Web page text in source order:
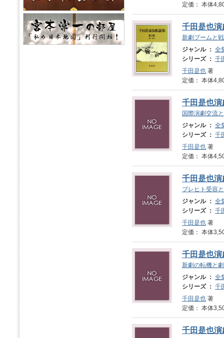
定価： 本体
千田是也
新劇ブームと
ジャンル ： 全
シリーズ ： 千
千田是也 著
定価： 本体
千田是也
国際演劇交流
ジャンル ： 全
シリーズ ： 千
千田是也 著
定価： 本体
千田是也
ブレヒト受容
ジャンル ： 全
シリーズ ： 千
千田是也 著
定価： 本体
千田是也
新劇の転機と
ジャンル ： 全
シリーズ ： 千
千田是也 著
定価： 本体
千田是也